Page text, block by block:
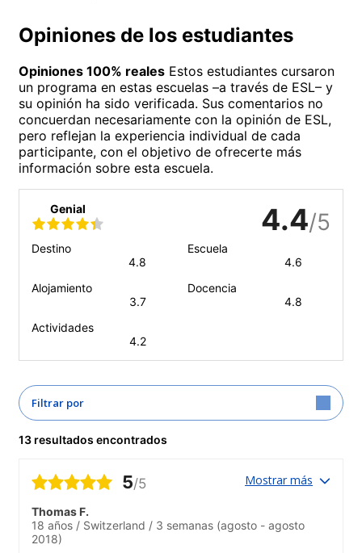
Opiniones de los estudiantes
Opiniones 100% reales Estos estudiantes cursaron
un programa en estas escuelas –a través de ESL– y
su opinión ha sido verificada. Sus comentarios no
concuerdan necesariamente con la opinión de ESL,
pero reflejan la experiencia individual de cada
participante, con el objetivo de ofrecerte más
información sobre esta escuela.
Genial 4.4/5
Destino
4.8
Escuela
4.6
Alojamiento
3.7
Docencia
4.8
Actividades
4.2
Filtrar por
13 resultados encontrados
5/5 Mostrar más
Thomas F.
18 años / Switzerland / 3 semanas (agosto - agosto
2018)